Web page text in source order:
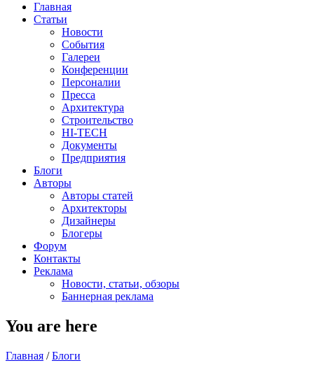
Главная
Статьи
Новости
События
Галереи
Конференции
Персоналии
Пресса
Архитектура
Строительство
HI-TECH
Документы
Предприятия
Блоги
Авторы
Авторы статей
Архитекторы
Дизайнеры
Блогеры
Форум
Контакты
Реклама
Новости, статьи, обзоры
Баннерная реклама
You are here
Главная / Блоги